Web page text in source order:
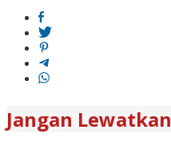
Jangan Lewatkan